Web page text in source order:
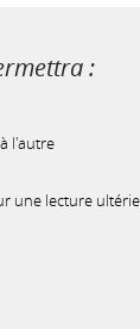
:
l'autre
une lecture